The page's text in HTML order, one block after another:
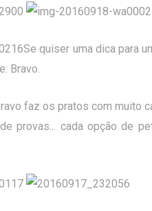
Se quiser uma dica para
Bravo.
faz os pratos com muito
provas... cada opção de